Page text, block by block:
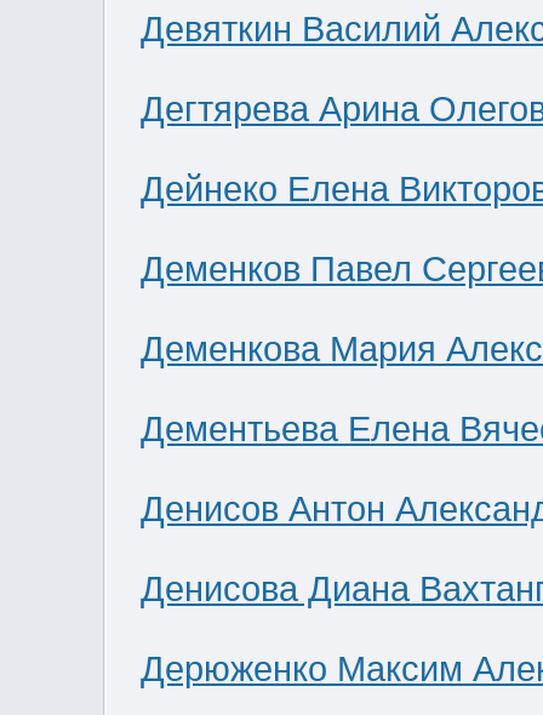
Девяткин Василий
Дегтярева Арина
Дейнеко Елена
Деменков Павел
Деменкова Мария
Дементьева Елена
Денисов Антон
Денисова Диана
Дерюженко Максим